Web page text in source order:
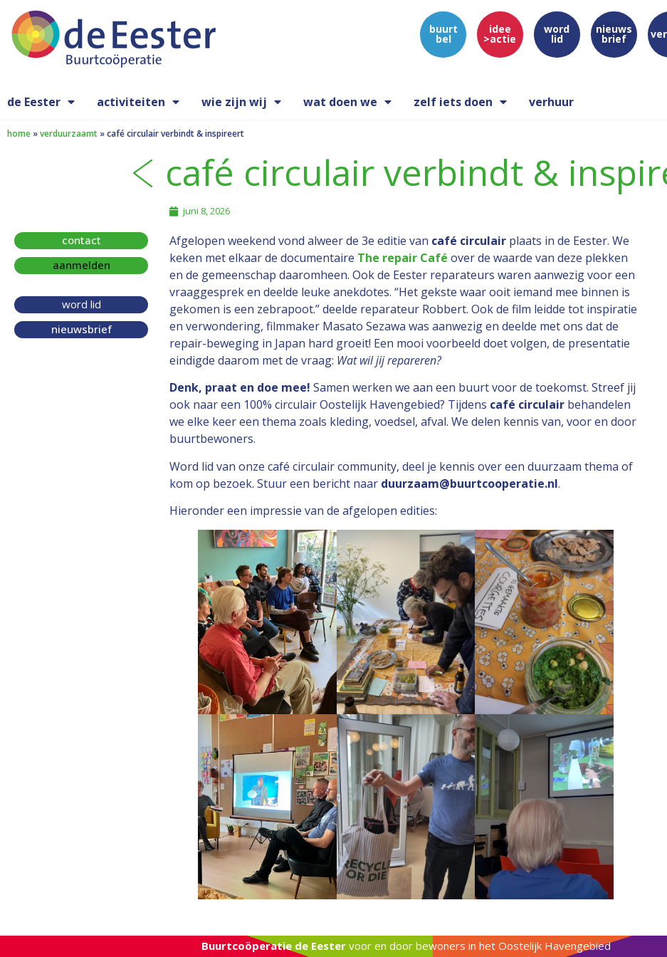
buurt
bel
idee
>actie
word
lid
nieuws
brief
de Eester activiteiten wie zijn wij wat doen we zelf iets doen verhuur
home »verduurzaamt »café circulair verbindt & inspireert
café circulair verbindt &
juni 8, 2026
contact
aanmelden
word lid
nieuwsbrief
Afgelopen weekend vond alweer de 3e editie van café circulair plaats in de Eester. We
keken met elkaar de documentaire The repair Café over de waarde van deze plekken
en de gemeenschap daaromheen. Ook de Eester reparateurs waren aanwezig voor een
vraaggesprek en deelde leuke anekdotes. “Het gekste waar ooit iemand mee binnen is
gekomen is een zebrapoot.” deelde reparateur Robbert. Ook de film leidde tot inspiratie
en verwondering, filmmaker Masato Sezawa was aanwezig en deelde met ons dat de
repair-beweging in Japan hard groeit! Een mooi voorbeeld doet volgen, de presentatie
eindigde daarom met de vraag: Wat wil jij repareren?
Denk, praat en doe mee! Samen werken we aan een buurt voor de toekomst. Streef jij
ook naar een 100% circulair Oostelijk Havengebied? Tijdens café circulair behandelen
we elke keer een thema zoals kleding, voedsel, afval. We delen kennis van, voor en door
buurtbewoners.
Word lid van onze café circulair community, deel je kennis over een duurzaam thema of
kom op bezoek. Stuur een bericht naar duurzaam@buurtcooperatie.nl.
Hieronder een impressie van de afgelopen edities:
Buurtcoöperatie de Eestervoor en door bewoners in het Oostelijk Havengebied